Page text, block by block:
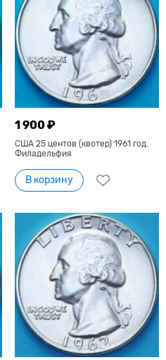
1 900 ₽
США 25 центов (квотер) 1961 год.
Филадельфия
В корзину